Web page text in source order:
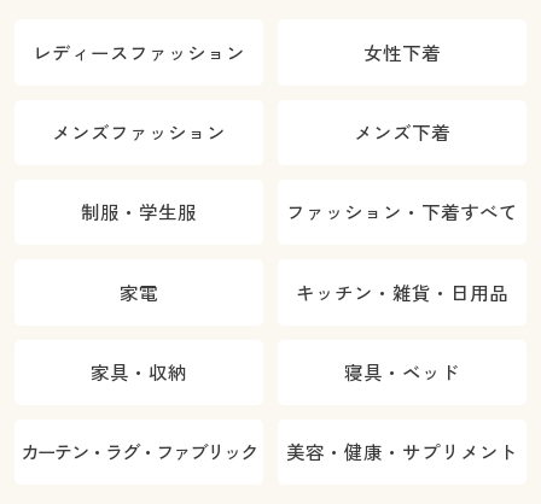
レディースファッション 女性下着
メンズファッション メンズ下着
制服・学生服 ファッション・下着すべて
家電 キッチン・雑貨・日用品
家具・収納 寝具・ベッド
カーテン・ラグ・ファブリック 美容・健康・サプリメント